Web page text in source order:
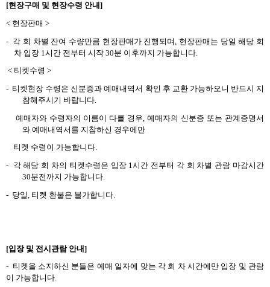
[현장구매 및 현장수령 안내]
< 현장판매 >
- 각 회 차별 잔여 수량만큼 현장판매가 진행되며
현장판매는 당일 해당 회
차 입장 1시간 전부터 시작 30분 이후까지 가능합니다
< 티켓수령 >
- 티켓현장 수령은 신분증과 예매내역서 확인 후 교환 가능하오니 반드시 지
참해주시기 바랍니다.
예매자와 수령자의 이름이 다를 경우 예매자의 신분증 또는 관계증명서
와 예매내역서를 지참하신 경우에만
티켓 수령이 가능합니다.
- 각 해당 회 차의 티켓수령은 입장1시간 전부터 각 회 차별 관람 마감시간
30분전까지 가능합니다.
- 당일 티켓 환불은 불가합니다
[입장 및 전시관람 안내]
- 티켓을 소지하신 분들은 예매 일자에 맞는 각 회 차 시간에만 입장 및 관람
이 가능합니다.